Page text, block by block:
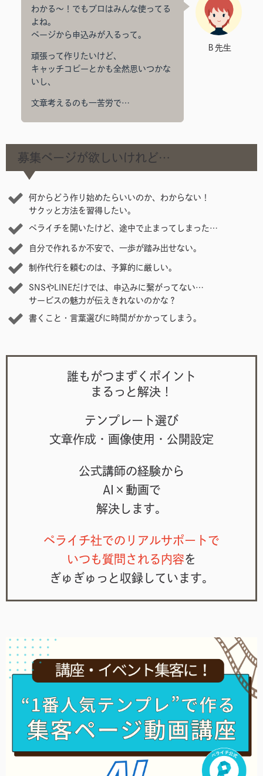
わかる〜！でもプロはみんな使ってる
よね。
ページから申込みが入るって。
頑張って作りたいけど、
キャッチコピーとかも全然思いつかな
いし、
文章考えるのも一苦労で…
Ｂ先生
募集ページが欲しいけれど…
何からどう作り始めたらいいのか、わからない！
サクッと方法を習得したい。
ペライチを開いたけど、途中で止まってしまった…
自分で作れるか不安で、一歩が踏み出せない。
制作代行を頼むのは、予算的に厳しい。
SNSやLINEだけでは、申込みに繋がってない…
サービスの魅力が伝えきれないのかな？
書くこと・言葉選びに時間がかかってしまう。
誰もがつまずくポイント
まるっと解決！
テンプレート選び
文章作成・画像使用・公開設定
公式講師の経験から
AI×動画で
解決します。
ペライチ社でのリアルサポートで
いつも質問される内容を
ぎゅぎゅっと収録しています。